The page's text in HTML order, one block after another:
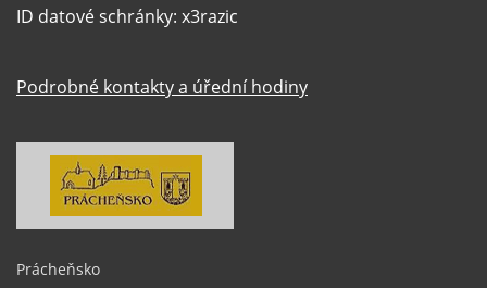
ID datové schránky: x3razic
Podrobné kontakty a úřední hodiny
Prácheňsko